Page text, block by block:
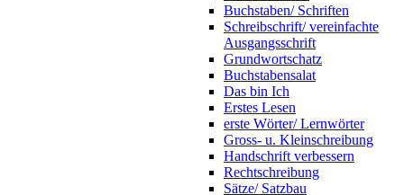
Buchstaben/ Schriften
Schreibschrift/ vereinfachte
Ausgangsschrift
Grundwortschatz
Buchstabensalat
Das bin Ich
Erstes Lesen
erste Wörter/ Lernwörter
Gross- u. Kleinschreibung
Handschrift verbessern
Rechtschreibung
Sätze/ Satzbau